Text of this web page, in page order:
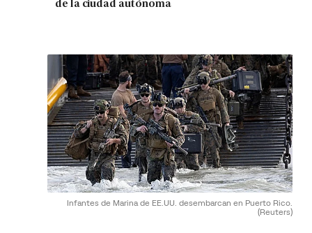
de la ciudad autónoma
Infantes de Marina de EE.UU. desembarcan en Puerto Rico.
(Reuters)